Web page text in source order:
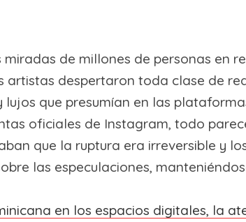
de millones de personas en
artistas despertaron toda clase de
que presumían en las
oficiales de Instagram, todo
que la ruptura era irreversible y
las especulaciones,
en los espacios digitales, la